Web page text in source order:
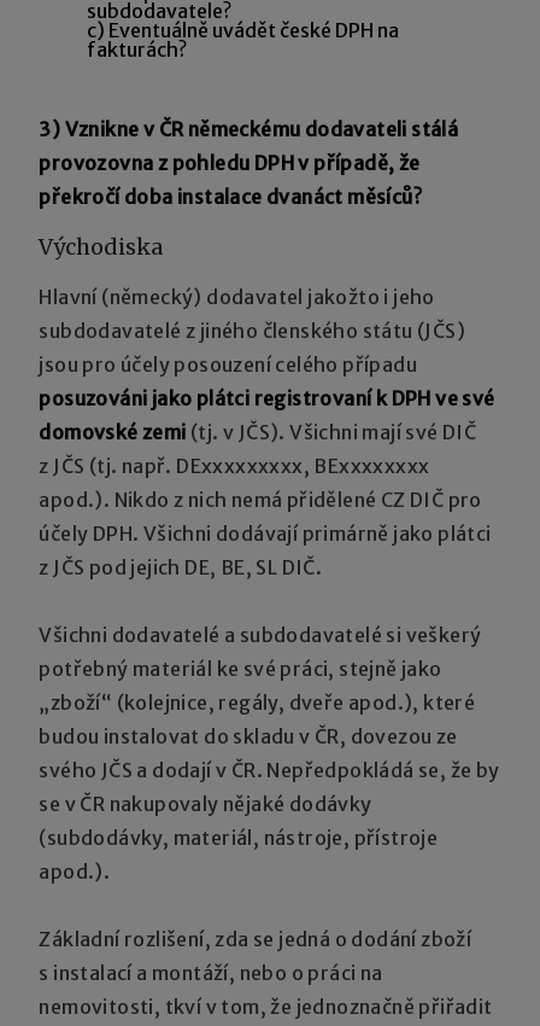
subdodavatele?
c) Eventuálně uvádět české DPH na
fakturách?
3) Vznikne v ČR německému dodavateli stálá
provozovna z pohledu DPH v případě, že
překročí doba instalace dvanáct měsíců?
Východiska
Hlavní (německý) dodavatel jakožto i jeho
subdodavatelé z jiného členského státu (JČS)
jsou pro účely posouzení celého případu
posuzováni jako plátci registrovaní k DPH ve své
domovské zemi (tj. v JČS). Všichni mají své DIČ
z JČS (tj. např. DExxxxxxxxx, BExxxxxxxx
apod.). Nikdo z nich nemá přidělené CZ DIČ pro
účely DPH. Všichni dodávají primárně jako plátci
z JČS pod jejich DE, BE, SL DIČ.
Všichni dodavatelé a subdodavatelé si veškerý
potřebný materiál ke své práci, stejně jako
„zboží“ (kolejnice, regály, dveře apod.), které
budou instalovat do skladu v ČR, dovezou ze
svého JČS a dodají v ČR. Nepředpokládá se, že by
se v ČR nakupovaly nějaké dodávky
(subdodávky, materiál, nástroje, přístroje
apod.).
Základní rozlišení, zda se jedná o dodání zboží
s instalací a montáží, nebo o práci na
nemovitosti, tkví v tom, že jednoznačně přiřadit